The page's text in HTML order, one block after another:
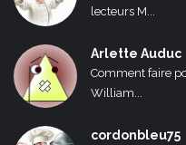
lecteurs M...
Arlette Auduc
Comment faire
William...
cordonbleu75